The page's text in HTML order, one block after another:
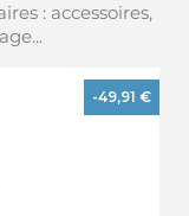
: accessoires,
-49,91 €